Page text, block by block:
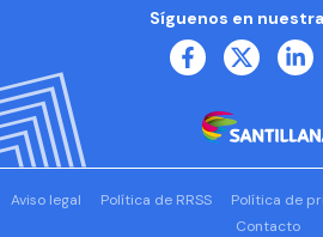
Síguenos en
Aviso legal Política de RRSS Política de
Contacto